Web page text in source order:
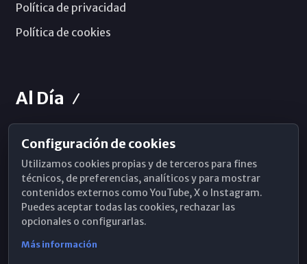
Política de privacidad
Política de cookies
Al Día
Horarios de Misa
Hemeroteca
WhatsApp
Configuración de cookies
Utilizamos cookies propias y de terceros para fines
técnicos, de preferencias, analíticos y para mostrar
contenidos externos como YouTube, X o Instagram.
Puedes aceptar todas las cookies, rechazar las
opcionales o configurarlas.
Más información